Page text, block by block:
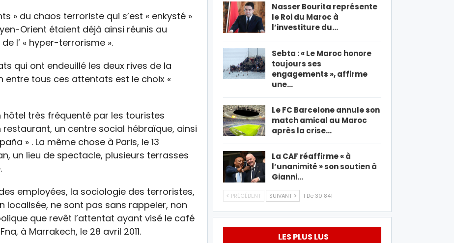
» du chaos terroriste qui s’est « enkysté »
Orient étaient déjà ainsi réunis au
l’ « hyper-terrorisme ».
qui ont endeuillé les deux rives de la
entre tous ces attentats est le choix «
très fréquenté par les touristes
un centre social hébraïque, ainsi
» . La même chose à Paris, le 13
un lieu de spectacle, plusieurs terrasses
employées, la sociologie des terroristes,
localisée, ne sont pas sans rappeler, non
que revêt l’attentat ayant visé le café
à Marrakech, le 28 avril 2011.
Nasser Bourita représente
le Roi du Maroc à
l’investiture du…
Sebta : « Le Maroc honore
toujours ses
engagements », affirme
une…
Le FC Barcelone annule son
match amical au Maroc
après la crise…
La CAF réaffirme « à
l’unanimité » son soutien à
Gianni…
PRÉCÉDENT SUIVANT 1 De 30 841
LES PLUS LUS